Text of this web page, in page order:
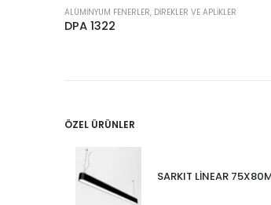
ALÜMINYUM FENERLER, DIREKLER VE APLIKLER
DPA 1322
ÖZEL ÜRÜNLER